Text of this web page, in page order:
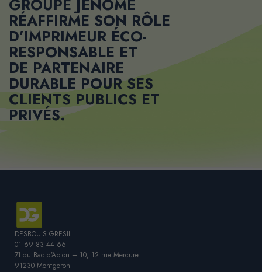
GROUPE JENOME
RÉAFFIRME SON RÔLE
D’IMPRIMEUR ÉCO-
RESPONSABLE ET
DE PARTENAIRE
DURABLE POUR SES
CLIENTS PUBLICS ET
PRIVÉS.
DESBOUIS GRESIL
01 69 83 44 66
ZI du Bac d’Ablon – 10, 12 rue Mercure
91230 Montgeron